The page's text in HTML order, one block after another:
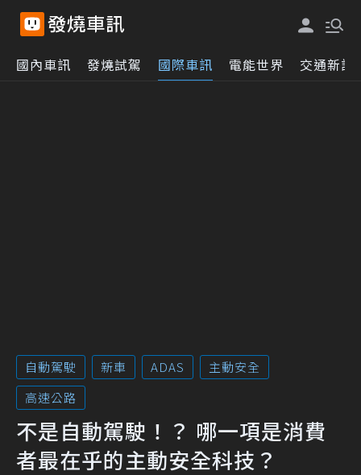
國內車訊 發燒試駕 國際車訊 電能世界 交通新訊
自動駕駛 新車 ADAS
主動安全
高速公路
不是自動駕駛！？ 哪一項是消費
者最在乎的主動安全科技？